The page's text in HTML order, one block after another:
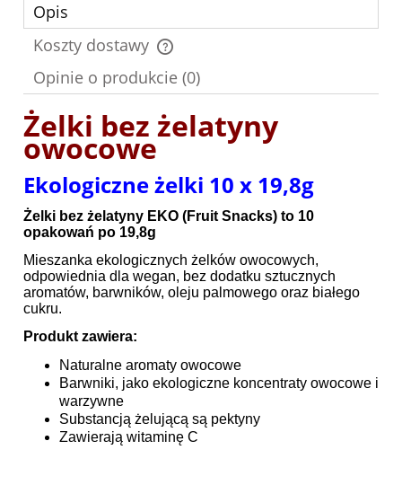
Opis
Koszty dostawy
Cena nie zawiera ewentualnych kosztów płatności
Opinie o produkcie (0)
Żelki bez żelatyny
owocowe
Ekologiczne żelki 10 x 19,8g
Żelki bez żelatyny EKO (Fruit Snacks) to 10
opakowań po 19,8g
Mieszanka ekologicznych żelków owocowych,
odpowiednia dla wegan, bez dodatku sztucznych
aromatów, barwników, oleju palmowego oraz białego
cukru.
Produkt zawiera:
Naturalne aromaty owocowe
Barwniki, jako ekologiczne koncentraty owocowe i
warzywne
Substancją żelującą są pektyny
Zawierają witaminę C